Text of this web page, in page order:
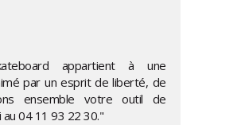
appartient à une
par un esprit de liberté, de
ensemble votre outil de
04 11 93 22 30."